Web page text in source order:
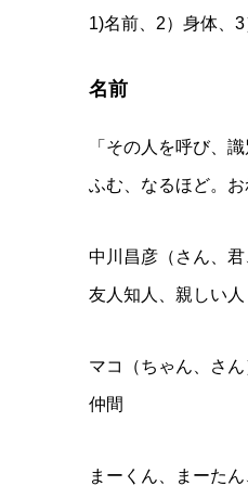
1)名前、2）身体、
名前
「その人を呼び、
ふむ、なるほど。
中川昌彦（さん、君
友人知人、親しい人
マコ（ちゃん、さん
仲間
まーくん、まーた